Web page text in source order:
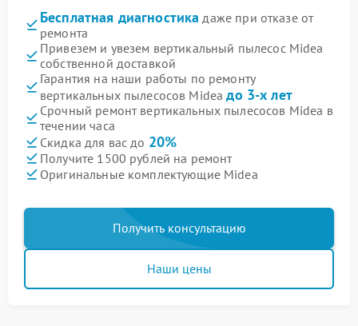
Бесплатная диагностика даже при отказе от
ремонта
Привезем и увезем вертикальный пылесос Midea
собственной доставкой
Гарантия на наши работы по ремонту
вертикальных пылесосов Mideaдо 3-х лет
Срочный ремонт вертикальных пылесосов Midea в
течении часа
Скидка для вас до 20%
Получите 1500 рублей на ремонт
Оригинальные комплектующие Midea
Получить консультацию
Наши цены